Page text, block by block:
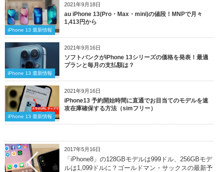
2021年9月18日
iPhone 13 最新情報
au iPhone 13(Pro・Max・mini)の値段！MNPで月々
1,413円から
2021年9月16日
iPhone 13 最新情報
ソフトバンクがiPhone 13シリーズの価格を発表！最適
プランと毎月の支払額は？
2021年9月16日
iPhone 13 最新情報
iPhone13 予約開始時間に直通でお目当てのモデルを速
攻在庫確保する方法（simフリー）
2017年5月16日
「iPhone8」の128GBモデルは999ドル、256GBモデ
ルは1,099ドルに？ゴールドマン・サックスの最新予